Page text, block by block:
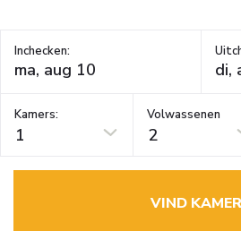
Inchecken:
Kamers:
1
Volwassenen
2
VIND